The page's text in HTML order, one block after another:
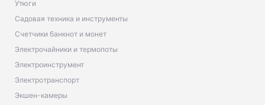
Утюги
Садовая техника и инструменты
Счетчики банкнот и монет
Электрочайники и термопоты
Электроинструмент
Электротранспорт
Экшен-камеры